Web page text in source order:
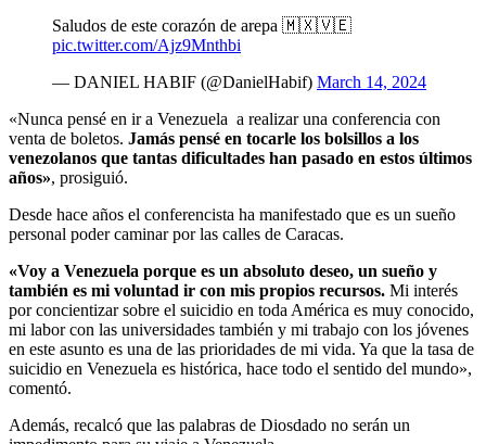
Saludos de este corazón de arepa 🇲🇽🇻🇪
pic.twitter.com/Ajz9Mnthbi
— DANIEL HABIF (@DanielHabif) March 14, 2024
«Nunca pensé en ir a Venezuela a realizar una conferencia con
venta de boletos. Jamás pensé en tocarle los bolsillos a los
venezolanos que tantas dificultades han pasado en estos últimos
años», prosiguió.
Desde hace años el conferencista ha manifestado que es un sueño
personal poder caminar por las calles de Caracas.
«Voy a Venezuela porque es un absoluto deseo, un sueño y
también es mi voluntad ir con mis propios recursos. Mi interés
por concientizar sobre el suicidio en toda América es muy conocido,
mi labor con las universidades también y mi trabajo con los jóvenes
en este asunto es una de las prioridades de mi vida. Ya que la tasa de
suicidio en Venezuela es histórica, hace todo el sentido del mundo»,
comentó.
Además, recalcó que las palabras de Diosdado no serán un